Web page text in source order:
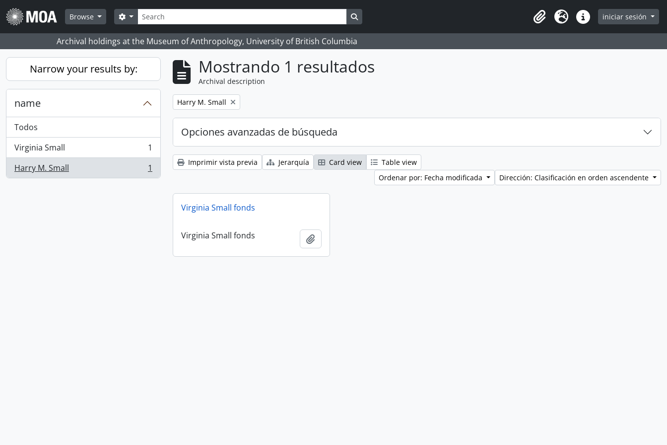
Skip to main content
Browse
Búsqueda
Search options Search in browse page
Clipboard
Idioma Enlaces rápidos
iniciar sesión
Archival holdings at the Museum of Anthropology, University of British Columbia
Narrow your results by:
name
Todos
Virginia Small
, 1 resultados
1
Harry M. Small
, 1 resultados 1
Mostrando 1 resultados
Archival description
Remove filter:
Harry M. Small
Opciones avanzadas de búsqueda
Imprimir vista previa Jerarquía Card view
Table view
Ordenar por: Fecha modificada
Dirección: Clasificación en orden ascendente
Virginia Small fonds
Virginia Small fonds